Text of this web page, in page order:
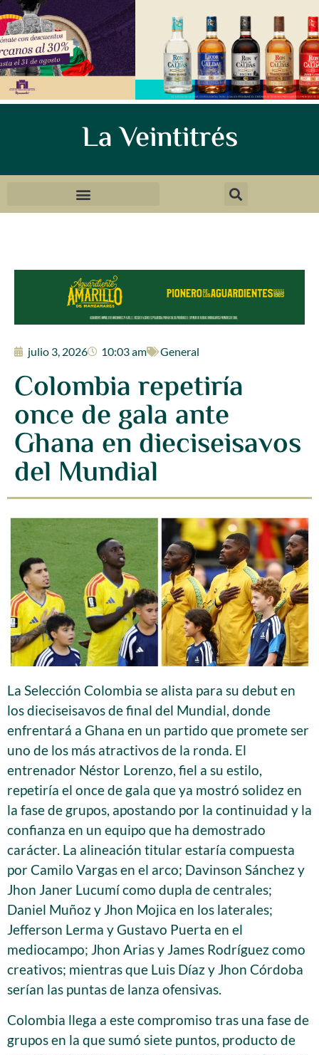
La Veintitrés
julio 3, 2026 10:03 am General
Colombia repetiría
once de gala ante
Ghana en dieciseisavos
del Mundial
La Selección Colombia se alista para su debut en
los dieciseisavos de final del Mundial, donde
enfrentará a Ghana en un partido que promete ser
uno de los más atractivos de la ronda. El
entrenador Néstor Lorenzo, fiel a su estilo,
repetiría el once de gala que ya mostró solidez en
la fase de grupos, apostando por la continuidad y la
confianza en un equipo que ha demostrado
carácter. La alineación titular estaría compuesta
por Camilo Vargas en el arco; Davinson Sánchez y
Jhon Janer Lucumí como dupla de centrales;
Daniel Muñoz y Jhon Mojica en los laterales;
Jefferson Lerma y Gustavo Puerta en el
mediocampo; Jhon Arias y James Rodríguez como
creativos; mientras que Luis Díaz y Jhon Córdoba
serían las puntas de lanza ofensivas.
Colombia llega a este compromiso tras una fase de
grupos en la que sumó siete puntos, producto de